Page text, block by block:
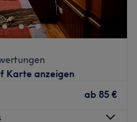
Karte anzeigen
ab 85 €